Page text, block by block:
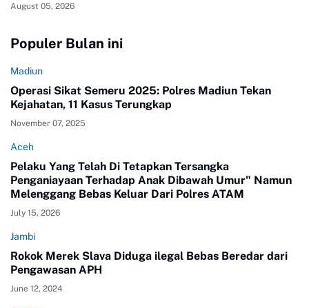
August 05, 2026
Populer Bulan ini
Madiun
Operasi Sikat Semeru 2025: Polres Madiun Tekan
Kejahatan, 11 Kasus Terungkap
November 07, 2025
Aceh
Pelaku Yang Telah Di Tetapkan Tersangka
Penganiayaan Terhadap Anak Dibawah Umur" Namun
Melenggang Bebas Keluar Dari Polres ATAM
July 15, 2026
Jambi
Rokok Merek Slava Diduga ilegal Bebas Beredar dari
Pengawasan APH
June 12, 2024